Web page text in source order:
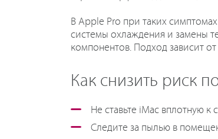
В Apple Pro при таких
системы охлаждения и замены
компонентов. Подход зависит
Как снизить риск
Не ставьте iMac вплотную к
Следите за пылью в